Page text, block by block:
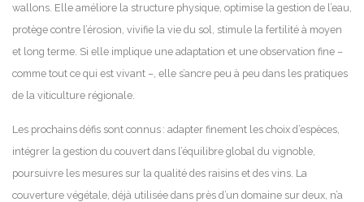
wallons. Elle améliore la structure physique, optimise la gestion de l’eau,
protège contre l’érosion, vivifie la vie du sol, stimule la fertilité à moyen
et long terme. Si elle implique une adaptation et une observation fine –
comme tout ce qui est vivant –, elle s’ancre peu à peu dans les pratiques
de la viticulture régionale.
Les prochains défis sont connus : adapter finement les choix d’espèces,
intégrer la gestion du couvert dans l’équilibre global du vignoble,
poursuivre les mesures sur la qualité des raisins et des vins. La
couverture végétale, déjà utilisée dans près d’un domaine sur deux, n’a